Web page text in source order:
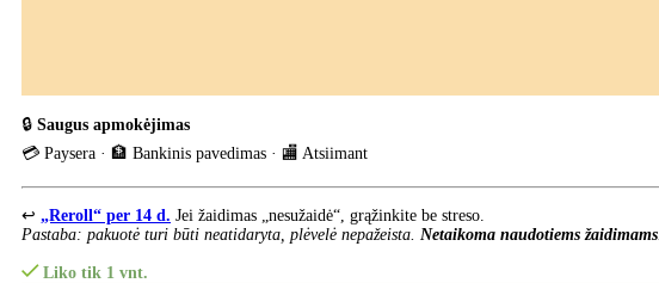
🔒 Saugus apmokėjimas
💳 Paysera · 🏦 Bankinis pavedimas · 🏬 Atsiimant
↩️ „Reroll“ per 14 d. Jei žaidimas „nesužaidė“, grąžinkite be streso.
Pastaba: pakuotė turi būti neatidaryta, plėvelė nepažeista. Netaikoma naudotiems žaidimams
Liko tik 1 vnt.